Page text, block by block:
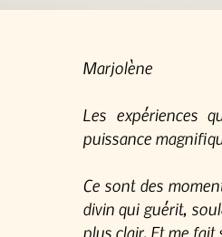
Marjolène
Les expériences
puissance
Ce sont des
divin qui guérit,
plus clair. Et me